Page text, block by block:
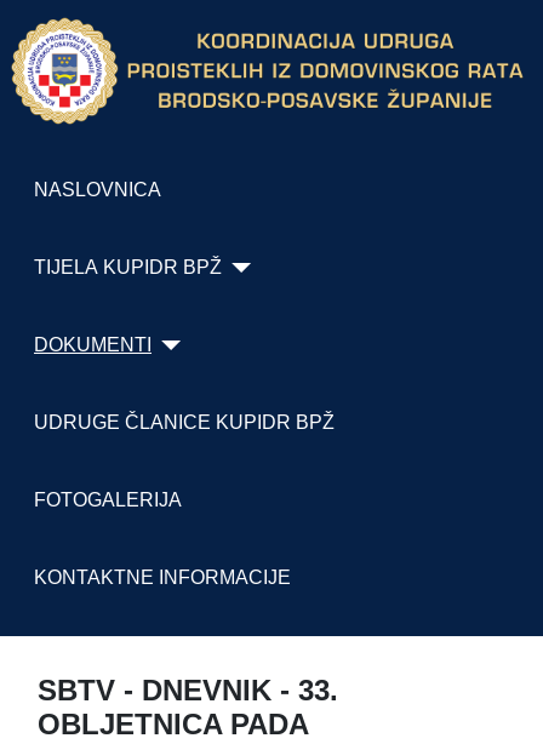
NASLOVNICA
TIJELA KUPIDR BPŽ
DOKUMENTI
UDRUGE ČLANICE KUPIDR BPŽ
FOTOGALERIJA
KONTAKTNE INFORMACIJE
SBTV - DNEVNIK - 33.
OBLJETNICA PADA